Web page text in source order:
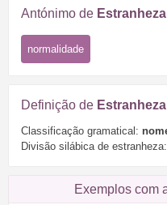
Antónimo de Estranheza
normalidade
Definição de Estranheza
Classificação gramatical:
Divisão silábica de estranheza:
Exemplos com